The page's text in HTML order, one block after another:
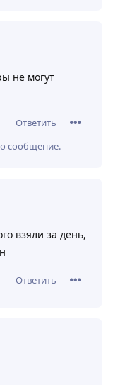
не могут
Ответить
сообщение.
взяли за день,
Ответить